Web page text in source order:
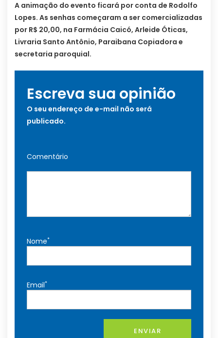
A animação do evento ficará por conta de Rodolfo
Lopes. As senhas começaram a ser comercializadas
por R$ 20,00, na Farmácia Caicó, Arleide Óticas,
Livraria Santo Antônio, Paraibana Copiadora e
secretaria paroquial.
Escreva sua opinião
O seu endereço de e-mail não será
publicado.
Comentário
Nome*
Email*
ENVIAR